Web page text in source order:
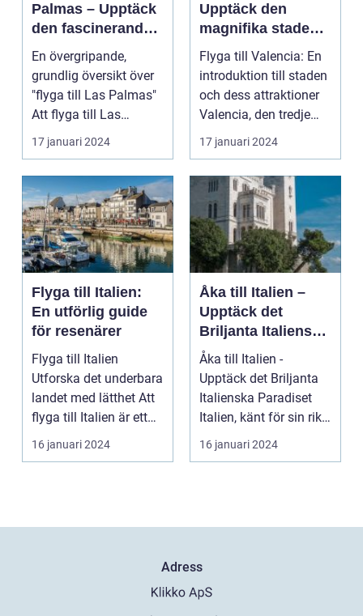
Palmas – Upptäck
den fascinerande
ögruppen
En övergripande,
grundlig översikt över
"flyga till Las Palmas"
Att flyga till Las
Palmas, beläget ...
17 januari 2024
Upptäck den
magnifika staden
med sin rika
historia och kultur
Flyga till Valencia: En
introduktion till staden
och dess attraktioner
Valencia, den tredje
största...
17 januari 2024
Flyga till Italien:
En utförlig guide
för resenärer
Flyga till Italien
Utforska det underbara
landet med lätthet Att
flyga till Italien är ett
fantast...
16 januari 2024
Åka till Italien –
Upptäck det
Briljanta Italienska
Paradiset
Åka till Italien -
Upptäck det Briljanta
Italienska Paradiset
Italien, känt för sin rika
historia, ...
16 januari 2024
Adress